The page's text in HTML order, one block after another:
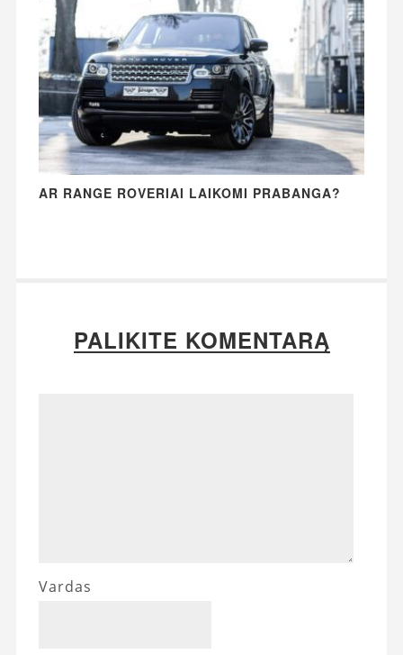
AR RANGE ROVERIAI LAIKOMI PRABANGA?
PALIKITE KOMENTARĄ
Vardas